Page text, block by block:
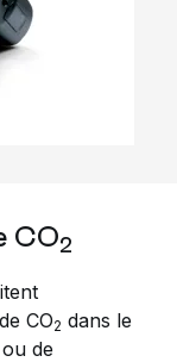
CO2
CO2 dans le
de